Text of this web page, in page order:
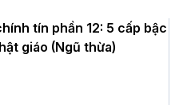
tu tập thứ
mùa
tín phần 12: 5 cấp bậc
giáo (Ngũ thừa)